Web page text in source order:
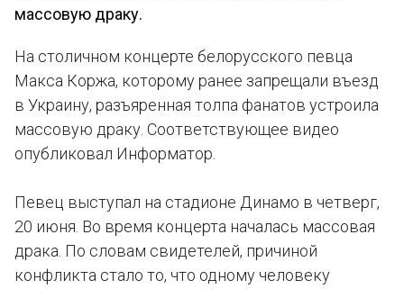
массовую драку.
На столичном концерте белорусского певца
Макса Коржа, которому ранее запрещали въезд
в Украину, разъяренная толпа фанатов устроила
массовую драку. Соответствующее видео
опубликовал Информатор.
Певец выступал на стадионе Динамо в четверг,
20 июня. Во время концерта началась массовая
драка. По словам свидетелей, причиной
конфликта стало то, что одному человеку